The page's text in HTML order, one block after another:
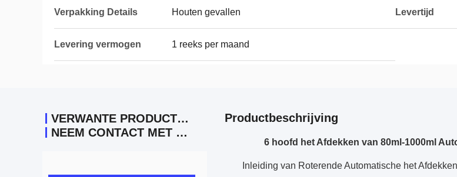
Verpakking Details Houten gevallen Levertijd
Levering vermogen 1 reeks per maand
VERWANTE PRODUCTEN
NEEM CONTACT MET ONS OP
Productbeschrijving
6 hoofd het Afdekken van 80ml-1000ml
Inleiding van Roterende Automatische het